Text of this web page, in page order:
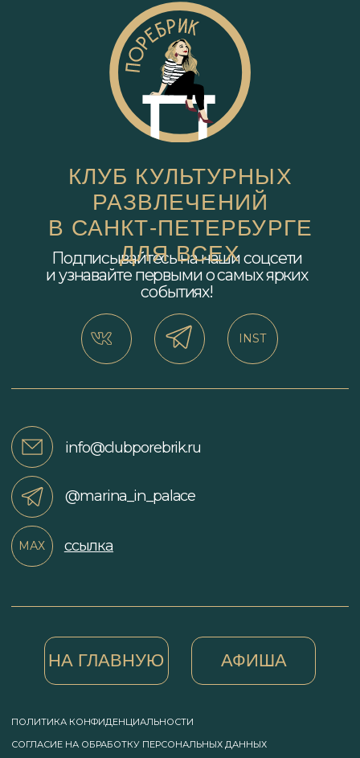
Наименование: ИП Самойленко Марина
ОГРНИП 326784700069891
© Клуб «Поребрик» 2026
НА ГЛАВНУЮ АФИША
ПОЛИТИКА КОНФИДЕНЦИАЛЬНОСТИ
СОГЛАСИЕ НА ОБРАБОТКУ ПЕРСОНАЛЬНЫХ ДАННЫХ